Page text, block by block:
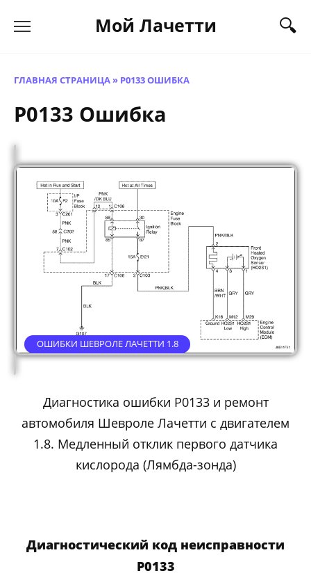
Мой Лачетти
ГЛАВНАЯ СТРАНИЦА» P0133 ОШИБКА
P0133 Ошибка
ОШИБКИ ШЕВРОЛЕ ЛАЧЕТТИ 1.8
Диагностика ошибки P0133 и ремонт
автомобиля Шевроле Лачетти с двигателем
1.8. Медленный отклик первого датчика
кислорода (Лямбда-зонда)
Диагностический код неисправности
P0133